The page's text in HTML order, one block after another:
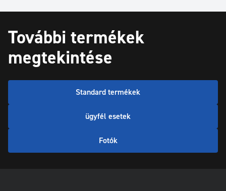
További termékek
megtekintése
Standard termékek
ügyfél esetek
Fotók